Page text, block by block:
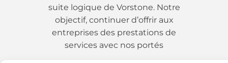
suite logique de Vorstone. Notre
objectif, continuer d’offrir aux
entreprises des prestations de
services avec nos portés